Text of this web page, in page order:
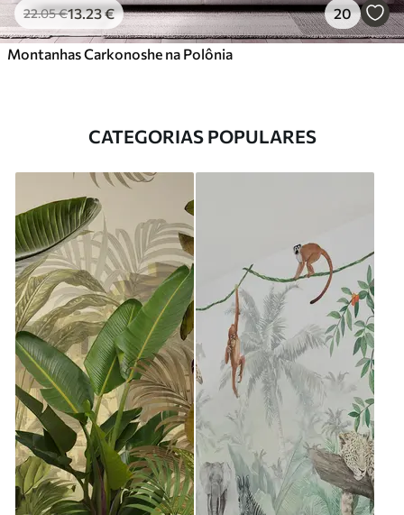
22.05€13.23€ 20
Montanhas Carkonoshe na Polônia
CATEGORIAS POPULARES